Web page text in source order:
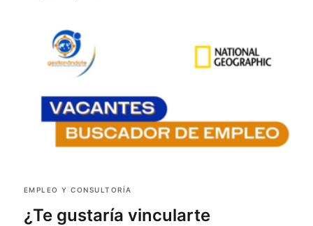
EMPLEO Y CONSULTORÍA
¿Te gustaría vincularte